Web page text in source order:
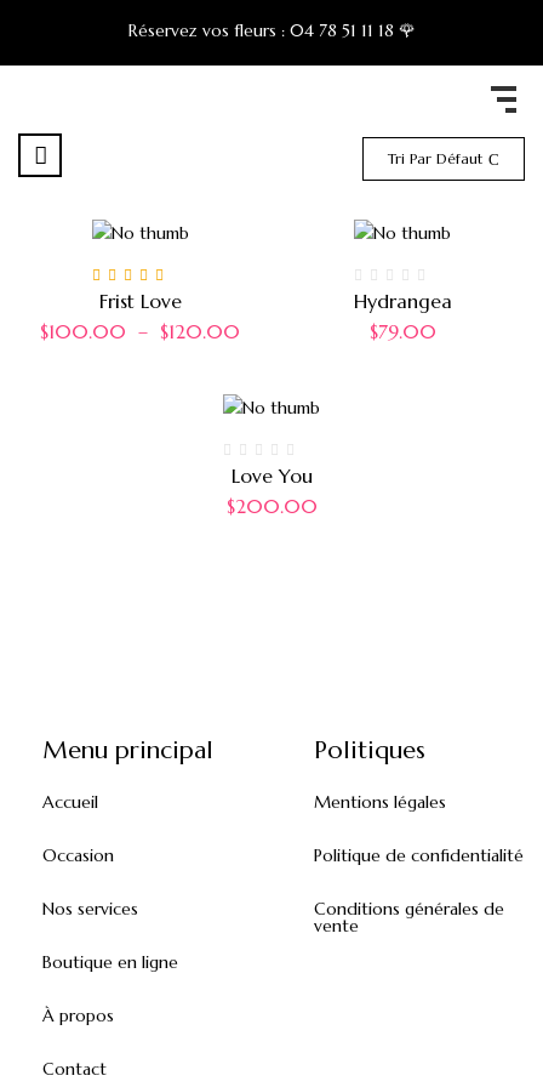
Réservez vos fleurs : 04 78 51 11 18 🌹
Tri Par Défaut
Note5.00sur 5
Frist Love
$100.00 – $120.00
Hydrangea
$79.00
Love You
$200.00
Menu principal
Accueil
Occasion
Nos services
Boutique en ligne
À propos
Contact
Politiques
Mentions légales
Politique de confidentialité
Conditions générales de
vente